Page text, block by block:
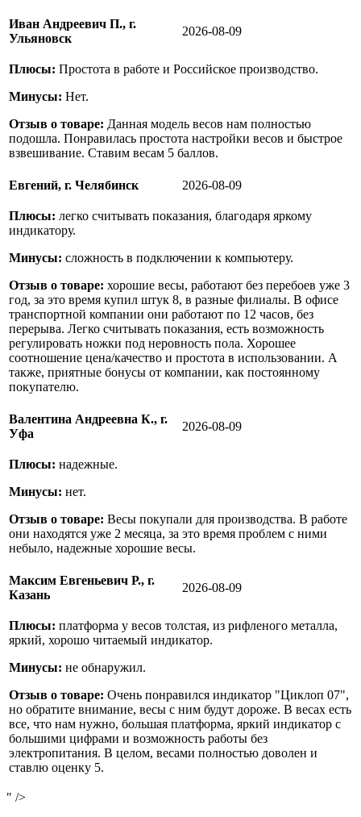
Иван Андреевич П., г.
Ульяновск
2026-08-09
Плюсы: Простота в работе и Российское производство.
Минусы: Нет.
Отзыв о товаре: Данная модель весов нам полностью
подошла. Понравилась простота настройки весов и быстрое
взвешивание. Ставим весам 5 баллов.
Евгений, г. Челябинск 2026-08-09
Плюсы: легко считывать показания, благодаря яркому
индикатору.
Минусы: сложность в подключении к компьютеру.
Отзыв о товаре: хорошие весы, работают без перебоев уже 3
год, за это время купил штук 8, в разные филиалы. В офисе
транспортной компании они работают по 12 часов, без
перерыва. Легко считывать показания, есть возможность
регулировать ножки под неровность пола. Хорошее
соотношение цена/качество и простота в использовании. А
также, приятные бонусы от компании, как постоянному
покупателю.
Валентина Андреевна К., г.
Уфа
2026-08-09
Плюсы: надежные.
Минусы: нет.
Отзыв о товаре: Весы покупали для производства. В работе
они находятся уже 2 месяца, за это время проблем с ними
небыло, надежные хорошие весы.
Максим Евгеньевич Р., г.
Казань
2026-08-09
Плюсы: платформа у весов толстая, из рифленого металла,
яркий, хорошо читаемый индикатор.
Минусы: не обнаружил.
Отзыв о товаре: Очень понравился индикатор "Циклоп 07",
но обратите внимание, весы с ним будут дороже. В весах есть
все, что нам нужно, большая платформа, яркий индикатор с
большими цифрами и возможность работы без
электропитания. В целом, весами полностью доволен и
ставлю оценку 5.
" />